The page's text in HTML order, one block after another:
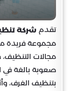
تقدم شركة
مجموعة فريدة
مجالات
صعوبة بالغة في
بتنظيف الغرف،